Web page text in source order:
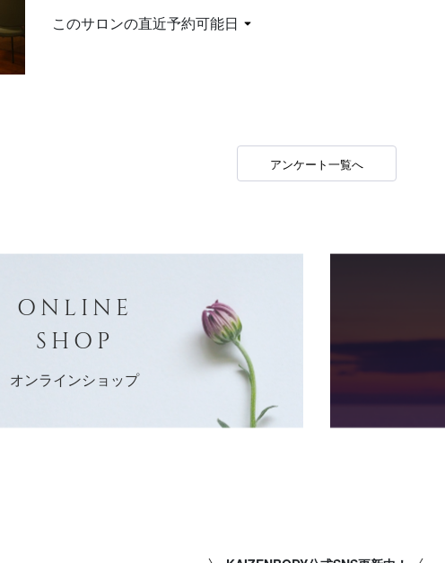
このサロンの直近予約可能日
アンケート一覧へ
ONLINE
SHOP
オンラインショップ